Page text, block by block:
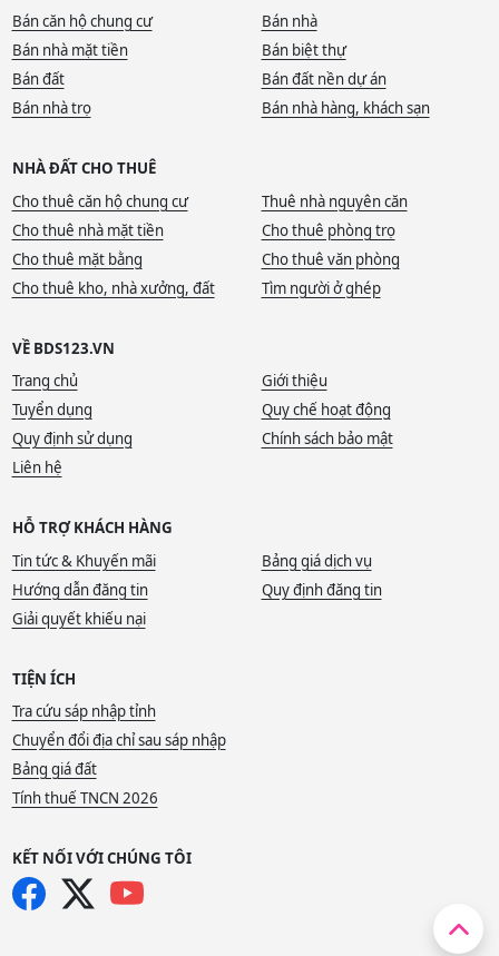
Bán căn hộ chung cư
Bán nhà
Bán nhà mặt tiền
Bán biệt thự
Bán đất
Bán đất nền dự án
Bán nhà trọ
Bán nhà hàng, khách sạn
NHÀ ĐẤT CHO THUÊ
Cho thuê căn hộ chung cư
Thuê nhà nguyên căn
Cho thuê nhà mặt tiền
Cho thuê phòng trọ
Cho thuê mặt bằng
Cho thuê văn phòng
Cho thuê kho, nhà xưởng, đất
Tìm người ở ghép
VỀ BDS123.VN
Trang chủ
Giới thiệu
Tuyển dụng
Quy chế hoạt động
Quy định sử dụng
Chính sách bảo mật
Liên hệ
HỖ TRỢ KHÁCH HÀNG
Tin tức & Khuyến mãi
Bảng giá dịch vụ
Hướng dẫn đăng tin
Quy định đăng tin
Giải quyết khiếu nại
TIỆN ÍCH
Tra cứu sáp nhập tỉnh
Chuyển đổi địa chỉ sau sáp nhập
Bảng giá đất
Tính thuế TNCN 2026
KẾT NỐI VỚI CHÚNG TÔI